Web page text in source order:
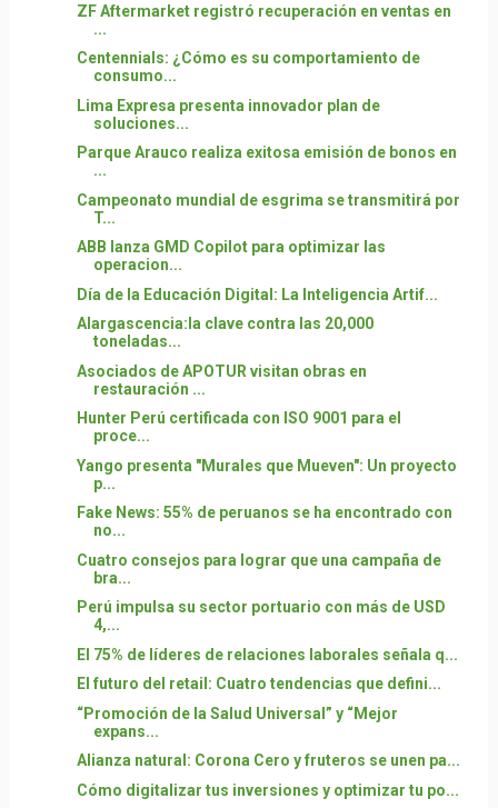
ZF Aftermarket registró recuperación en ventas en
...
Centennials: ¿Cómo es su comportamiento de
consumo...
Lima Expresa presenta innovador plan de
soluciones...
Parque Arauco realiza exitosa emisión de bonos en
...
Campeonato mundial de esgrima se transmitirá por
T...
ABB lanza GMD Copilot para optimizar las
operacion...
Día de la Educación Digital: La Inteligencia Artif...
Alargascencia:la clave contra las 20,000
toneladas...
Asociados de APOTUR visitan obras en
restauración ...
Hunter Perú certificada con ISO 9001 para el
proce...
Yango presenta "Murales que Mueven": Un proyecto
p...
Fake News: 55% de peruanos se ha encontrado con
no...
Cuatro consejos para lograr que una campaña de
bra...
Perú impulsa su sector portuario con más de USD
4,...
El 75% de líderes de relaciones laborales señala q...
El futuro del retail: Cuatro tendencias que defini...
“Promoción de la Salud Universal” y “Mejor
expans...
Alianza natural: Corona Cero y fruteros se unen pa...
Cómo digitalizar tus inversiones y optimizar tu po...